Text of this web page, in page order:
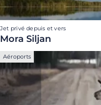
Jet privé depuis et vers
Mora Siljan
Aéroports